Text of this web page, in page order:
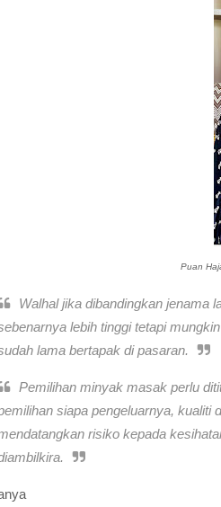
Puan
Walhal jika dibandingkan jenama
lebih tinggi tetapi
lama bertapak di pasaran.
Pemilihan minyak masak perlu
siapa pengeluarnya, kualiti
risiko kepada